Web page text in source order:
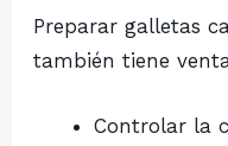
Preparar galletas
también tiene
Controlar la